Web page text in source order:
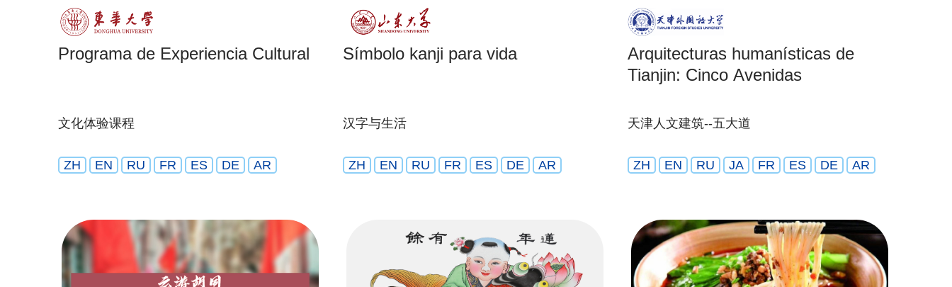
Programa de Experiencia Cultural
文化体验课程
ZH EN RU FR ES DE AR
Símbolo kanji para vida
汉字与生活
ZH EN RU FR ES DE AR
Arquitecturas humanísticas de
Tianjin: Cinco Avenidas
天津人文建筑--五大道
ZH EN RU JA FR ES DE AR